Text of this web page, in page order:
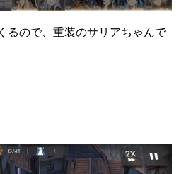
るので、重装のサリアちゃんで